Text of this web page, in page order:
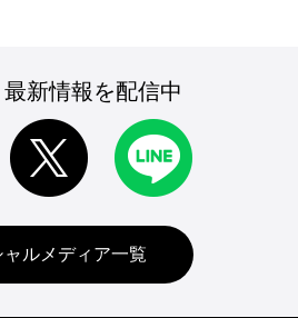
新情報を配信中
ャルメディア一覧